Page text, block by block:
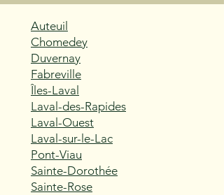
Auteuil
Chomedey
Duvernay
Fabreville
Îles-Laval
Laval-des-Rapides
Laval-Ouest
Laval-sur-le-Lac
Pont-Viau
Sainte-Dorothée
Sainte-Rose